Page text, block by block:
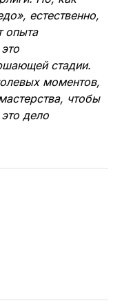
естественно,
опыта
стадии.
моментов,
чтобы
дело